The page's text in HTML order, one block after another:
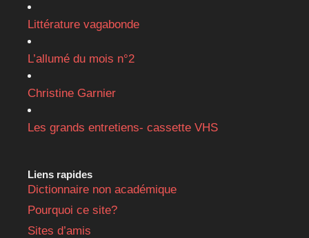
Littérature vagabonde
L’allumé du mois n°2
Christine Garnier
Les grands entretiens- cassette VHS
Liens rapides
Dictionnaire non académique
Pourquoi ce site?
Sites d’amis